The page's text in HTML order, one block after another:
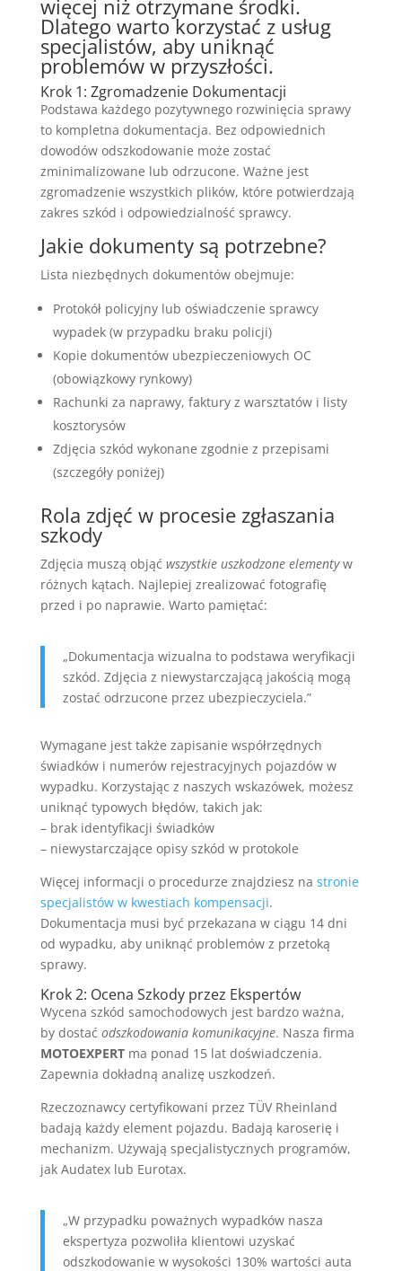
więcej niż otrzymane środki.
Dlatego warto korzystać z usług
specjalistów, aby uniknąć
problemów w przyszłości.
Krok 1: Zgromadzenie Dokumentacji
Podstawa każdego pozytywnego rozwinięcia sprawy
to kompletna dokumentacja. Bez odpowiednich
dowodów odszkodowanie może zostać
zminimalizowane lub odrzucone. Ważne jest
zgromadzenie wszystkich plików, które potwierdzają
zakres szkód i odpowiedzialność sprawcy.
Jakie dokumenty są potrzebne?
Lista niezbędnych dokumentów obejmuje:
Protokół policyjny lub oświadczenie sprawcy
wypadek (w przypadku braku policji)
Kopie dokumentów ubezpieczeniowych OC
(obowiązkowy rynkowy)
Rachunki za naprawy, faktury z warsztatów i listy
kosztorysów
Zdjęcia szkód wykonane zgodnie z przepisami
(szczegóły poniżej)
Rola zdjęć w procesie zgłaszania
szkody
Zdjęcia muszą objąć wszystkie uszkodzone elementyw
różnych kątach. Najlepiej zrealizować fotografię
przed i po naprawie. Warto pamiętać:
„Dokumentacja wizualna to podstawa weryfikacji
szkód. Zdjęcia z niewystarczającą jakością mogą
zostać odrzucone przez ubezpieczyciela.”
Wymagane jest także zapisanie współrzędnych
świadków i numerów rejestracyjnych pojazdów w
wypadku. Korzystając z naszych wskazówek, możesz
uniknąć typowych błędów, takich jak:
– brak identyfikacji świadków
– niewystarczające opisy szkód w protokole
Więcej informacji o procedurze znajdziesz na stronie
specjalistów w kwestiach kompensacji.
Dokumentacja musi być przekazana w ciągu 14 dni
od wypadku, aby uniknąć problemów z przetoką
sprawy.
Krok 2: Ocena Szkody przez Ekspertów
Wycena szkód samochodowych jest bardzo ważna,
by dostać odszkodowania komunikacyjne. Nasza firma
MOTOEXPERTma ponad 15 lat doświadczenia.
Zapewnia dokładną analizę uszkodzeń.
Rzeczoznawcy certyfikowani przez TÜV Rheinland
badają każdy element pojazdu. Badają karoserię i
mechanizm. Używają specjalistycznych programów,
jak Audatex lub Eurotax.
„W przypadku poważnych wypadków nasza
ekspertyza pozwoliła klientowi uzyskać
odszkodowanie w wysokości 130% wartości auta